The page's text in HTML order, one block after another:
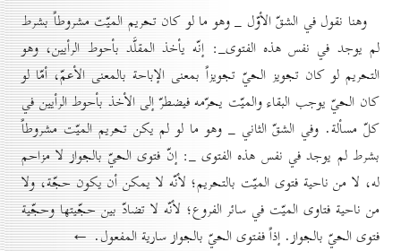
وهنا نقول في الشقّ الأوّل _ وهو ما لو كان تحريم الميّت مشروطاً بشرط
لم يوجد في نفس هذه الفتوى_: إنّه يأخذ المقلَّد بأحوط الرأيين، وهو
التحريم لو كان تجويز الحيّ تجويزاً بمعنى الإباحة بالمعنى الأعمّ، أمّا لو
كان الحيّ يوجب البقاء والميّت يحرّمه فيضطرّ إلى الأخذ بأحوط الرأيين في
كلّ مسألة. وفي الشقّ الثاني _ وهو ما لو لم يكن تحريم الميّت مشروطاً
بشرط لم يوجد في نفس هذه الفتوى _: إنّ فتوى الحيّ بالجواز لا مزاحم
له، لا من ناحية فتوى الميّت بالتحريم؛ لأنّه لا يمكن أن يكون حجّة، ولا
من ناحية فتاوى الميّت في سائر الفروع؛ لأنّه لا تضادّ بين حجّيتها وحجّية
فتوى الحيّ بالجواز. إذاً ففتوى الحيّ بالجواز سارية المفعول. ←